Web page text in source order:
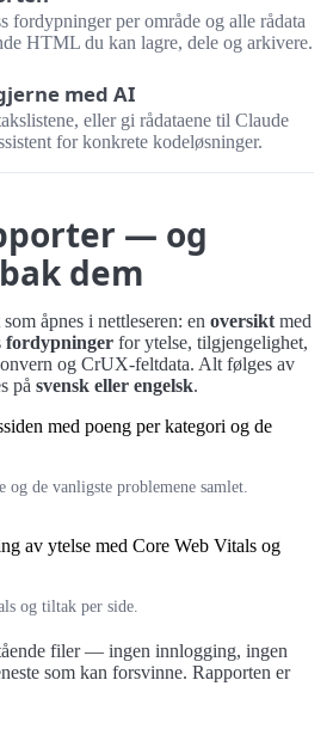
fordypninger per område og alle rådata
HTML du kan lagre, dele og arkivere.
med AI
eller gi rådataene til Claude
for konkrete kodeløsninger.
— og
dem
åpnes i nettleseren: en oversikt med
fordypninger for ytelse, tilgjengelighet,
og CrUX-feltdata. Alt følges av
på svensk eller engelsk.
de vanligste problemene samlet.
og tiltak per side.
filer — ingen innlogging, ingen
som kan forsvinne. Rapporten er